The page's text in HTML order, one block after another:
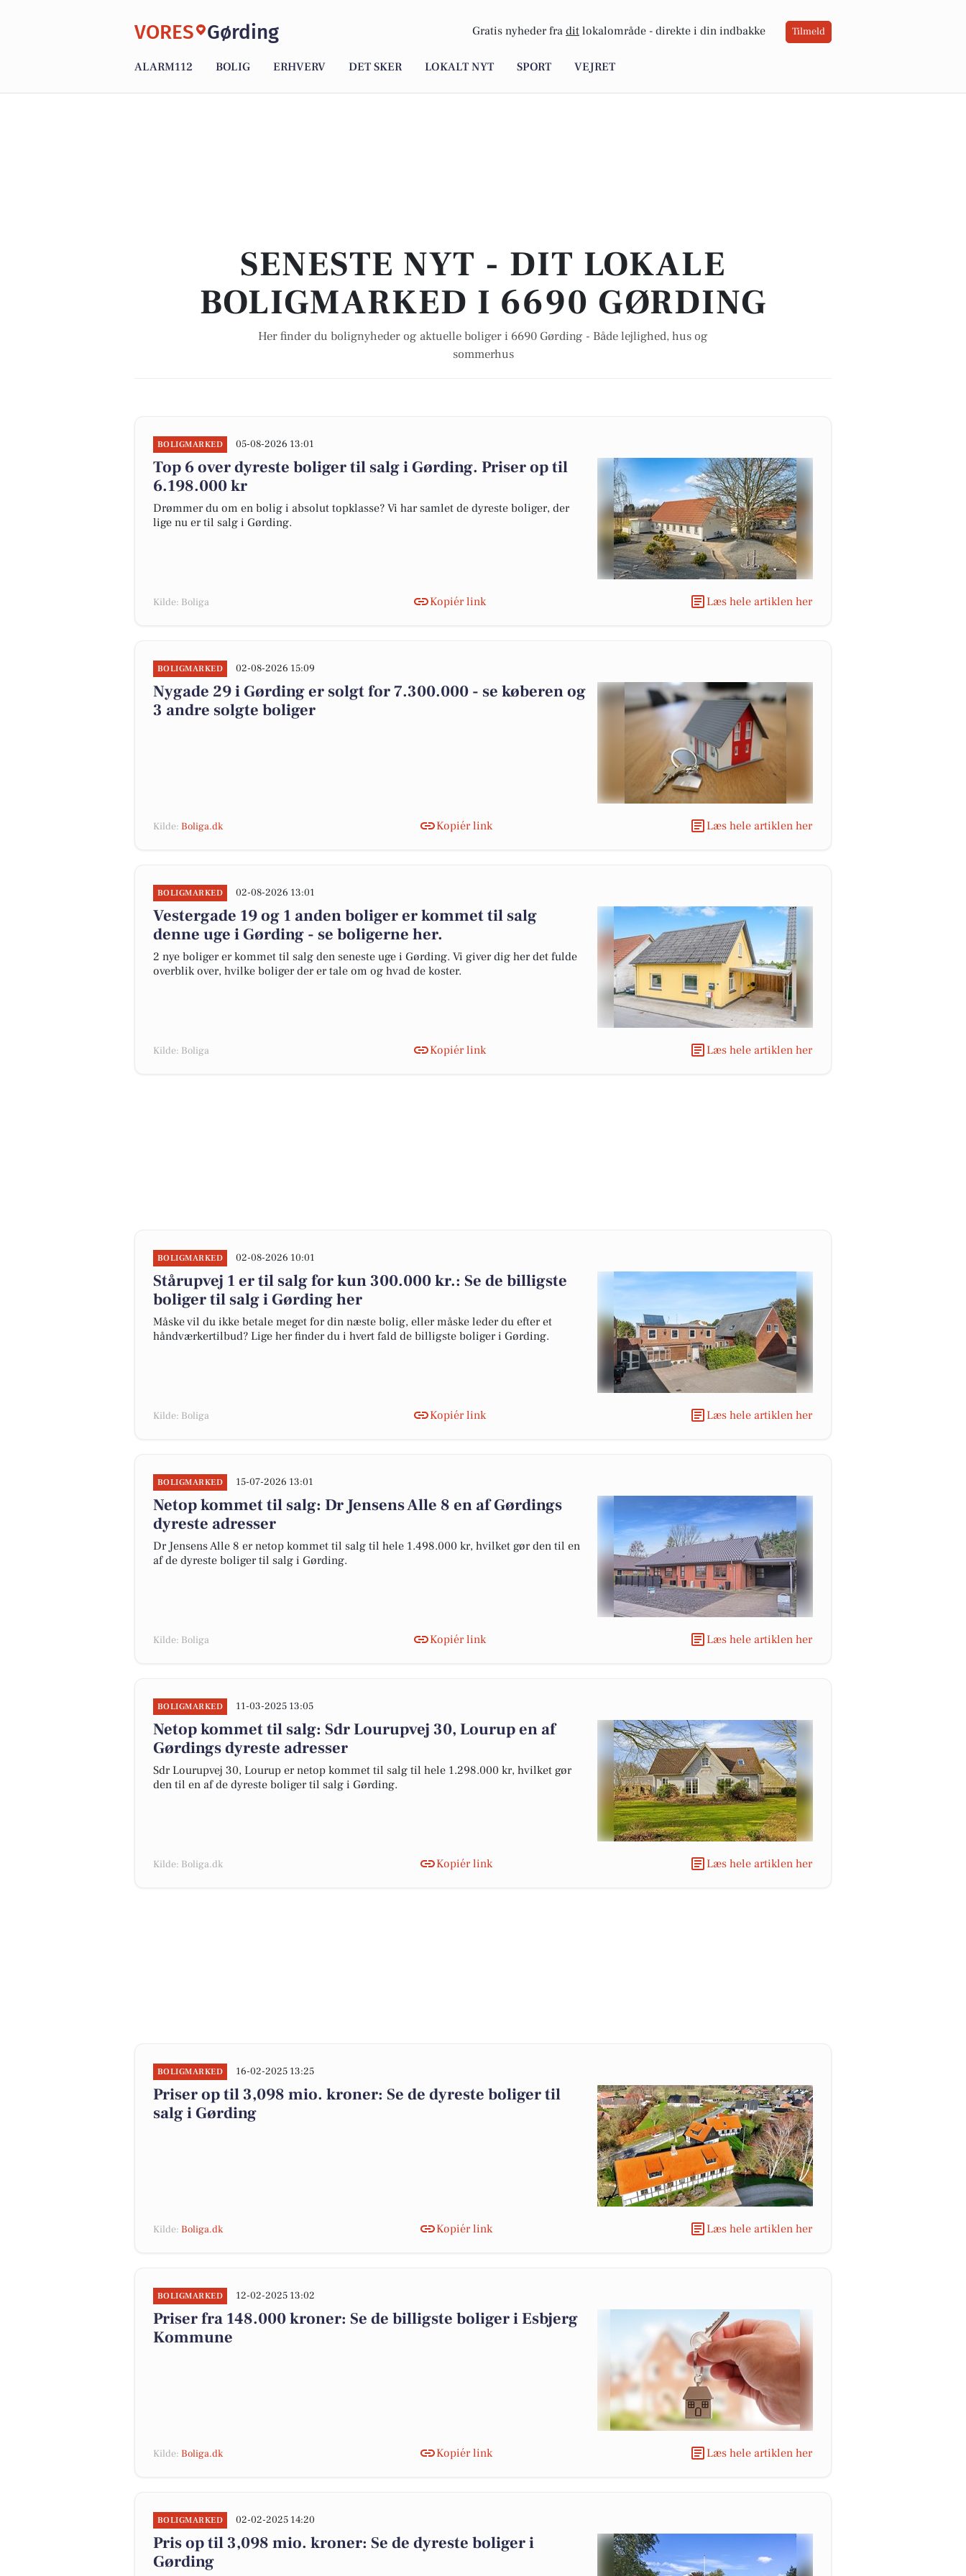
VORES Gørding Gratis nyheder fra dit lokalområde - direkte i din indbakke Tilmeld
ALARM112 BOLIG ERHVERV DET SKER LOKALT NYT SPORT VEJRET
SENESTE NYT - DIT LOKALE
BOLIGMARKED I 6690 GØRDING
Her finder du bolignyheder og aktuelle boliger i 6690 Gørding - Både lejlighed, hus og
sommerhus
BOLIGMARKED 05-08-2026 13:01
Top 6 over dyreste boliger til salg i Gørding. Priser op til
6.198.000 kr
Drømmer du om en bolig i absolut topklasse? Vi har samlet de dyreste boliger, der
lige nu er til salg i Gørding.
Kilde: Boliga Kopiér link Læs hele artiklen her
BOLIGMARKED 02-08-2026 15:09
Nygade 29 i Gørding er solgt for 7.300.000 - se køberen og
3 andre solgte boliger
Kilde: Boliga.dk Kopiér link Læs hele artiklen her
BOLIGMARKED 02-08-2026 13:01
Vestergade 19 og 1 anden boliger er kommet til salg
denne uge i Gørding - se boligerne her.
2 nye boliger er kommet til salg den seneste uge i Gørding. Vi giver dig her det fulde
overblik over, hvilke boliger der er tale om og hvad de koster.
Kilde: Boliga Kopiér link Læs hele artiklen her
BOLIGMARKED 02-08-2026 10:01
Stårupvej 1 er til salg for kun 300.000 kr.: Se de billigste
boliger til salg i Gørding her
Måske vil du ikke betale meget for din næste bolig, eller måske leder du efter et
håndværkertilbud? Lige her finder du i hvert fald de billigste boliger i Gørding.
Kilde: Boliga Kopiér link Læs hele artiklen her
BOLIGMARKED 15-07-2026 13:01
Netop kommet til salg: Dr Jensens Alle 8 en af Gørdings
dyreste adresser
Dr Jensens Alle 8 er netop kommet til salg til hele 1.498.000 kr, hvilket gør den til en
af de dyreste boliger til salg i Gørding.
Kilde: Boliga Kopiér link Læs hele artiklen her
BOLIGMARKED 11-03-2025 13:05
Netop kommet til salg: Sdr Lourupvej 30, Lourup en af
Gørdings dyreste adresser
Sdr Lourupvej 30, Lourup er netop kommet til salg til hele 1.298.000 kr, hvilket gør
den til en af de dyreste boliger til salg i Gørding.
Kilde: Boliga.dk Kopiér link Læs hele artiklen her
BOLIGMARKED 16-02-2025 13:25
Priser op til 3,098 mio. kroner: Se de dyreste boliger til
salg i Gørding
Kilde: Boliga.dk Kopiér link Læs hele artiklen her
BOLIGMARKED 12-02-2025 13:02
Priser fra 148.000 kroner: Se de billigste boliger i Esbjerg
Kommune
Kilde: Boliga.dk Kopiér link Læs hele artiklen her
BOLIGMARKED 02-02-2025 14:20
Pris op til 3,098 mio. kroner: Se de dyreste boliger i
Gørding